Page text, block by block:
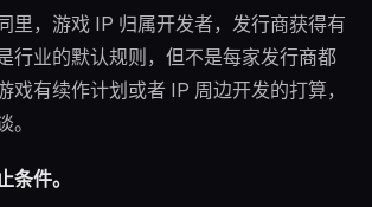
里，游戏 IP 归属开发者，发行商获得有
行业的默认规则，但不是每家发行商都
戏有续作计划或者 IP 周边开发的打算，
条件。